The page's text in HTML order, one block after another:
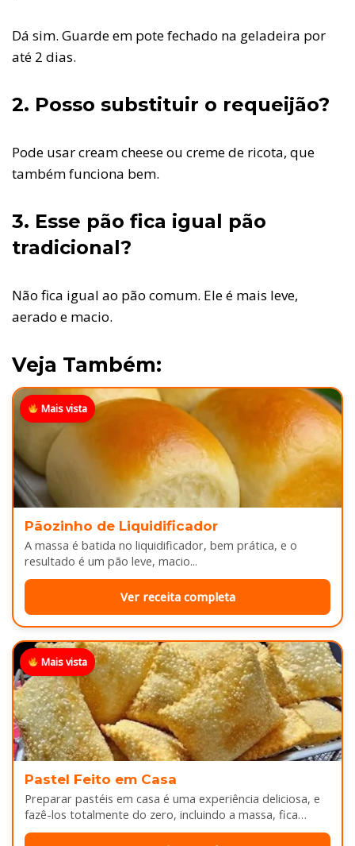
Dá sim. Guarde em pote fechado na geladeira por
até 2 dias.
2. Posso substituir o requeijão?
Pode usar cream cheese ou creme de ricota, que
também funciona bem.
3. Esse pão fica igual pão
tradicional?
Não fica igual ao pão comum. Ele é mais leve,
aerado e macio.
Veja Também:
Mais vista
Pãozinho de Liquidificador
A massa é batida no liquidificador, bem prática, e o
resultado é um pão leve, macio...
Ver receita completa
Mais vista
Pastel Feito em Casa
Preparar pastéis em casa é uma experiência deliciosa, e
fazê-los totalmente do zero, incluindo a massa, fica
melhor ainda...